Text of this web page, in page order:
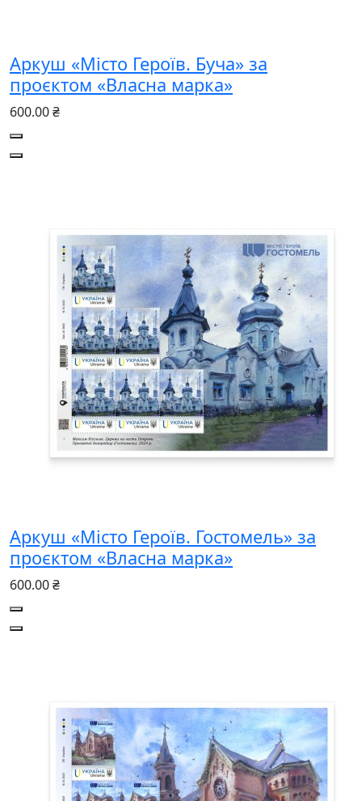
Аркуш «Місто Героїв. Буча» за
проєктом «Власна марка»
600.00 ₴
Аркуш «Місто Героїв. Гостомель» за
проєктом «Власна марка»
600.00 ₴